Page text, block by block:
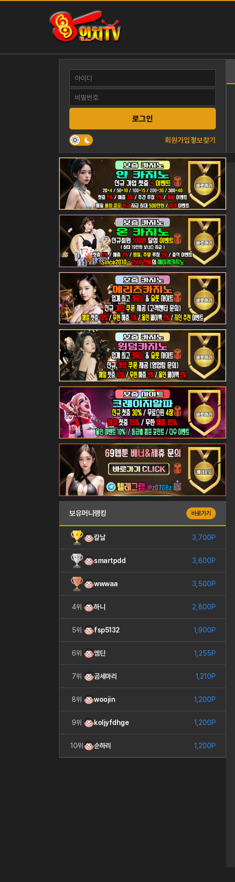
로그인
회원가입정보찾기
보유머니랭킹 바로가기
칼날 3,700P
smartpdd 3,600P
wwwaa 3,500P
4위 하니 2,800P
5위 fsp5132 1,900P
6위 엠딘 1,255P
7위 곰세마리 1,210P
8위 woojin 1,200P
9위 koljyfdhge 1,200P
10위 순하리 1,200P